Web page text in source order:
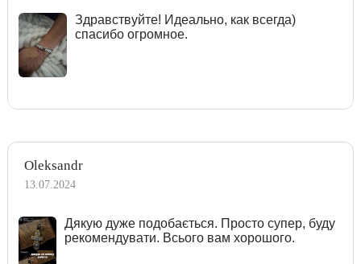
Здравствуйте! Идеально, как всегда)
спасибо огромное.
Oleksandr
13.07.2024
Дякую дуже подобається. Просто супер, буду
рекомендувати. Всього вам хорошого.